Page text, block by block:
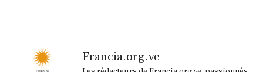
Francia.org.ve